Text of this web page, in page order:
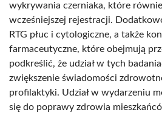
wykrywania czerniaka, które
wcześniejszej rejestracji.
RTG płuc i cytologiczne, a także
farmaceutyczne, które obejmują
podkreślić, że udział w tych
zwiększenie świadomości
profilaktyki. Udział w wydarzeniu
się do poprawy zdrowia